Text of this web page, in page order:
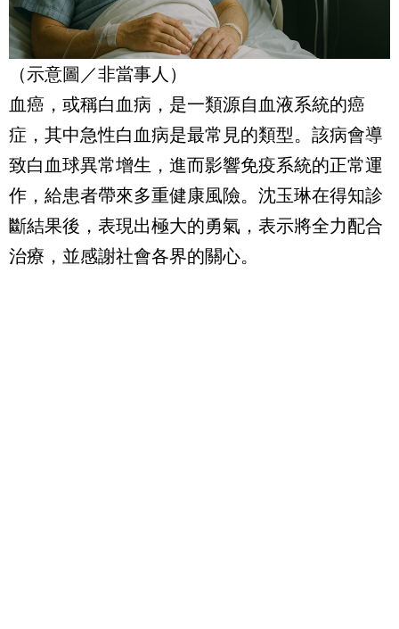
（示意圖／非當事人）
血癌，或稱白血病，是一類源自血液系統的癌
症，其中急性白血病是最常見的類型。該病會導
致白血球異常增生，進而影響免疫系統的正常運
作，給患者帶來多重健康風險。沈玉琳在得知診
斷結果後，表現出極大的勇氣，表示將全力配合
治療，並感謝社會各界的關心。